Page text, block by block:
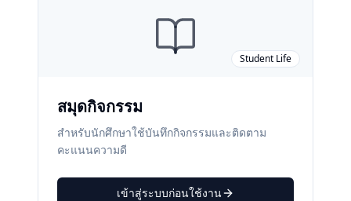
Student Life
สมุดกิจกรรม
สำหรับนักศึกษาใช้บันทึกกิจกรรมและติดตาม
คะแนนความดี
เข้าสู่ระบบก่อนใช้งาน